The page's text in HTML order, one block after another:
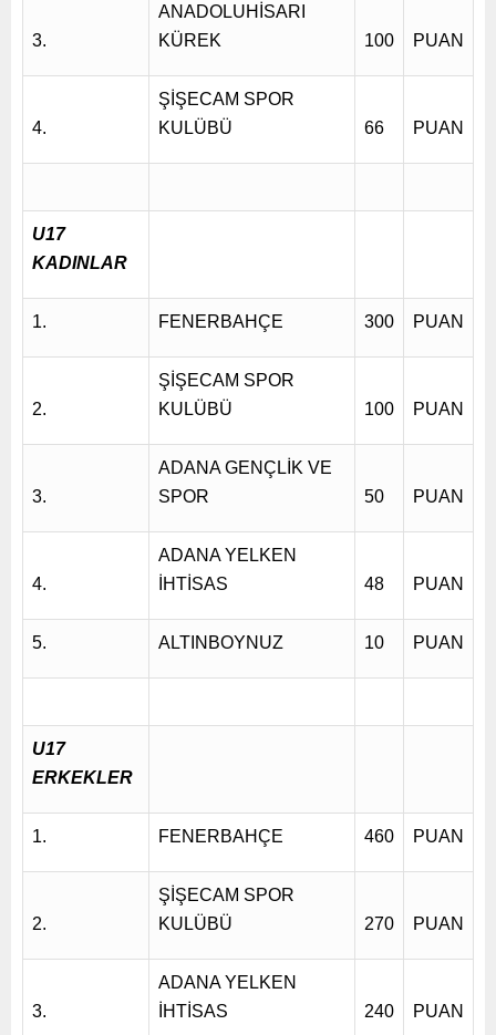
3.
ANADOLUHİSARI
KÜREK
100 PUAN
4.
ŞİŞECAM SPOR
KULÜBÜ
66 PUAN
U17
KADINLAR
1. FENERBAHÇE 300 PUAN
2.
ŞİŞECAM SPOR
KULÜBÜ
100 PUAN
3.
ADANA GENÇLİK VE
SPOR
50 PUAN
4.
ADANA YELKEN
İHTİSAS
48 PUAN
5. ALTINBOYNUZ 10 PUAN
U17
ERKEKLER
1. FENERBAHÇE 460 PUAN
2.
ŞİŞECAM SPOR
KULÜBÜ
270 PUAN
3.
ADANA YELKEN
İHTİSAS
240 PUAN